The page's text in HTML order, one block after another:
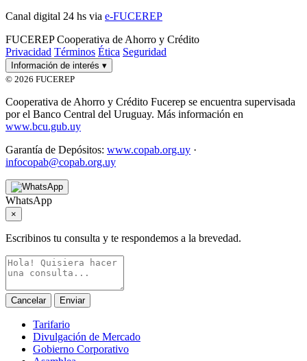
Canal digital 24 hs via e-FUCEREP
FUCEREP Cooperativa de Ahorro y Crédito
Privacidad Términos Ética Seguridad
Información de interés ▾
© 2026 FUCEREP
Cooperativa de Ahorro y Crédito Fucerep se encuentra supervisada
por el Banco Central del Uruguay. Más información en
www.bcu.gub.uy
Garantía de Depósitos: www.copab.org.uy ·
infocopab@copab.org.uy
WhatsApp
×
Escribinos tu consulta y te respondemos a la brevedad.
Cancelar Enviar
Tarifario
Divulgación de Mercado
Gobierno Corporativo